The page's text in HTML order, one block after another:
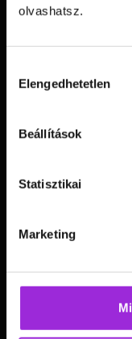
olvashatsz.
kiválasztása
Elengedhetetlen
Beállítások
Statisztikai
Marketing
@anikogog
Képzések »
Online edzéstár »
Motivációs
Könyvem: Újra én »